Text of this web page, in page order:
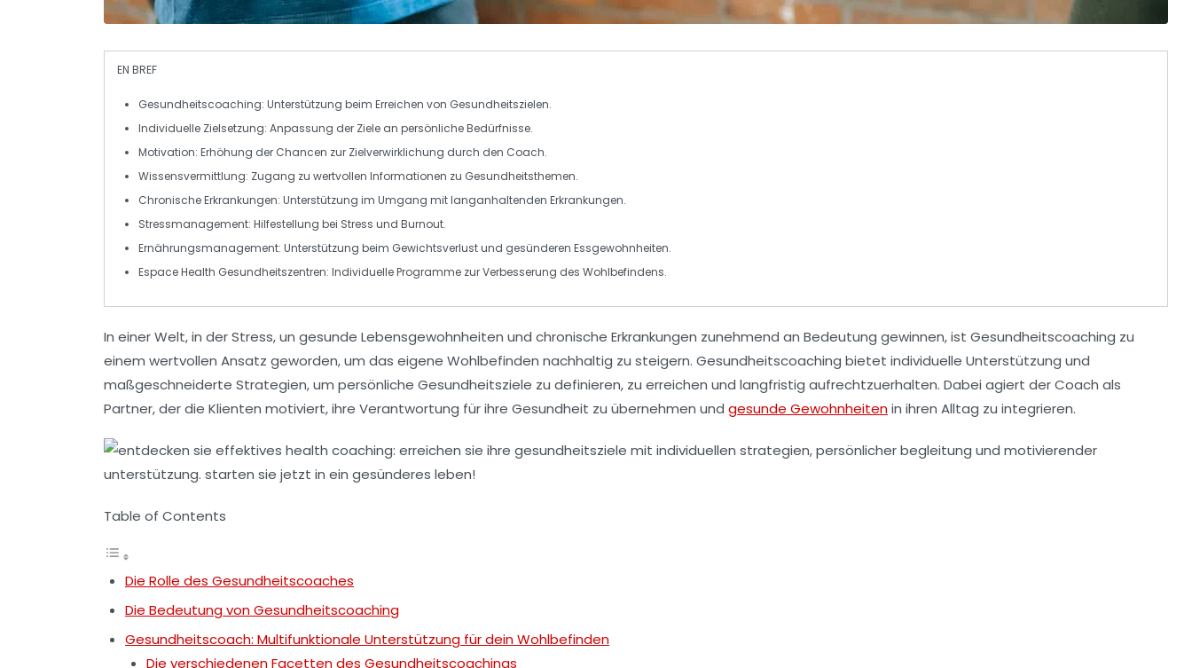
EN BREF
Gesundheitscoaching: Unterstützung beim Erreichen von Gesundheitszielen.
Individuelle Zielsetzung: Anpassung der Ziele an persönliche Bedürfnisse.
Motivation: Erhöhung der Chancen zur Zielverwirklichung durch den Coach.
Wissensvermittlung: Zugang zu wertvollen Informationen zu Gesundheitsthemen.
Chronische Erkrankungen: Unterstützung im Umgang mit langanhaltenden Erkrankungen.
Stressmanagement: Hilfestellung bei Stress und Burnout.
Ernährungsmanagement: Unterstützung beim Gewichtsverlustund gesünderen Essgewohnheiten.
Espace Health Gesundheitszentren: Individuelle Programme zur Verbesserung des Wohlbefindens.
In einer Welt, in derStress,un gesunde Lebensgewohnheiten und chronische Erkrankungen zunehmend an Bedeutung gewinnen, ist Gesundheitscoaching zu
einem wertvollen Ansatz geworden, um das eigene Wohlbefinden nachhaltig zu steigern. Gesundheitscoaching bietet individuelle Unterstützung und
maßgeschneiderte Strategien, um persönliche Gesundheitsziele zu definieren, zu erreichen und langfristig aufrechtzuerhalten. Dabei agiert der Coach als
Partner, der die Klienten motiviert, ihre Verantwortung für ihre Gesundheit zu übernehmen und gesunde Gewohnheitenin ihren Alltag zu integrieren.
Table of Contents
Die Rolle des Gesundheitscoaches
Die Bedeutung von Gesundheitscoaching
Gesundheitscoach: Multifunktionale Unterstützung für dein Wohlbefinden
Die verschiedenen Facetten des Gesundheitscoachings